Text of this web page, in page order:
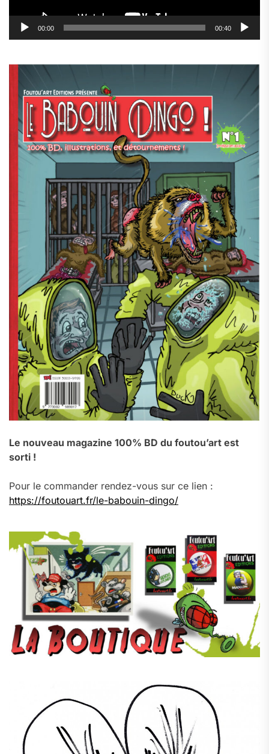
00:00 00:40
Le nouveau magazine 100% BD du foutou’art est
sorti !
Pour le commander rendez-vous sur ce lien :
https://foutouart.fr/le-babouin-dingo/